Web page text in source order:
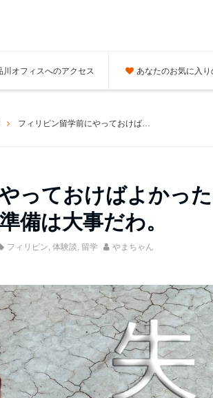
川オフィスへのアクセス あなたのお気に入り
フィリピン留学前にやっておけばよかったなと思うこと。やっぱ準備は大事だわ。
っておけばよかっ
備は大事だわ。
フィリピン, 体験談, 留学 やまちゃん